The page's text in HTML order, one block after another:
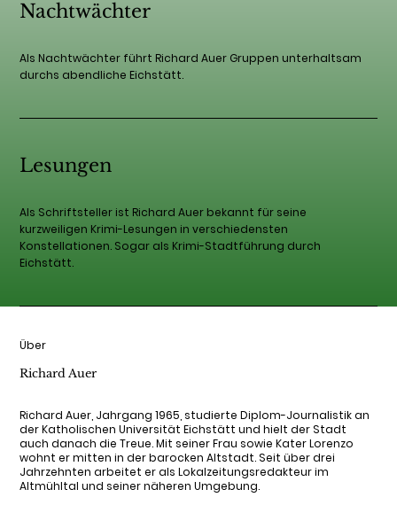
Nachtwächter
Als Nachtwächter führt Richard Auer Gruppen unterhaltsam
durchs abendliche Eichstätt.
Lesungen
Als Schriftsteller ist Richard Auer bekannt für seine
kurzweiligen Krimi-Lesungen in verschiedensten
Konstellationen. Sogar als Krimi-Stadtführung durch
Eichstätt.
Über
Richard Auer
Richard Auer, Jahrgang 1965, studierte Diplom-Journalistik an
der Katholischen Universität Eichstätt und hielt der Stadt
auch danach die Treue. Mit seiner Frau sowie Kater Lorenzo
wohnt er mitten in der barocken Altstadt. Seit über drei
Jahrzehnten arbeitet er als Lokalzeitungsredakteur im
Altmühltal und seiner näheren Umgebung.